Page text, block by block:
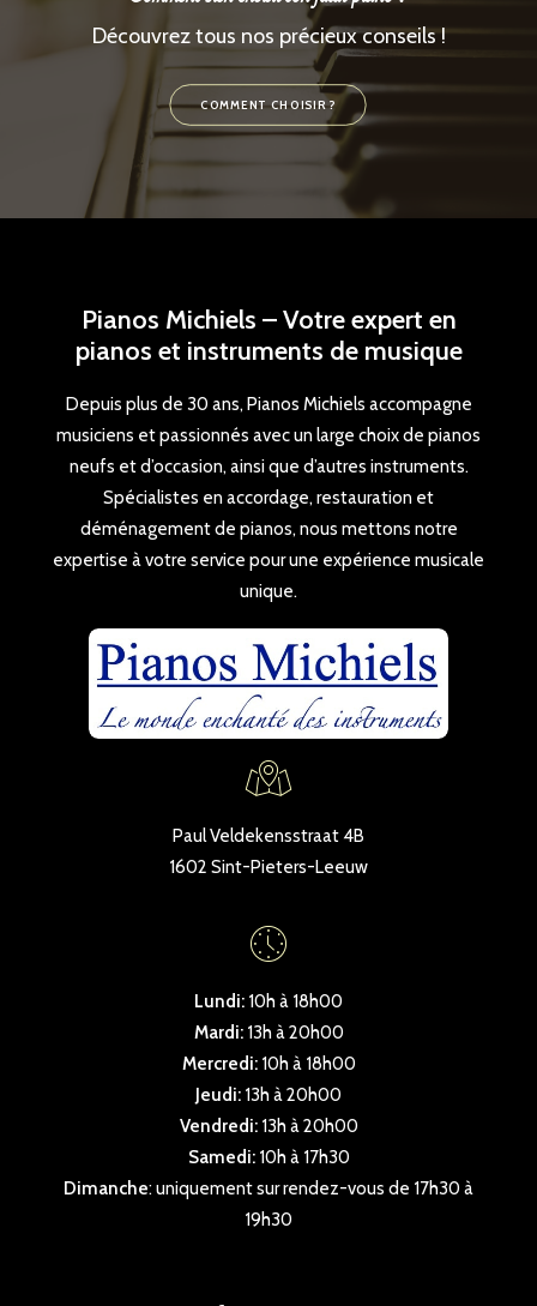
Découvrez tous nos précieux conseils !
COMMENT CHOISIR ?
Pianos Michiels – Votre expert en
pianos et instruments de musique
Depuis plus de 30 ans, Pianos Michiels accompagne
musiciens et passionnés avec un large choix de pianos
neufs et d’occasion, ainsi que d’autres instruments.
Spécialistes en accordage, restauration et
déménagement de pianos, nous mettons notre
expertise à votre service pour une expérience musicale
unique.
Paul Veldekensstraat 4B
1602 Sint-Pieters-Leeuw
Lundi: 10h à 18h00
Mardi:13h à 20h00
Mercredi:10h à 18h00
Jeudi: 13h à 20h00
Vendredi:13h à 20h00
Samedi:10h à 17h30
Dimanche: uniquement sur rendez-vous de 17h30 à
19h30